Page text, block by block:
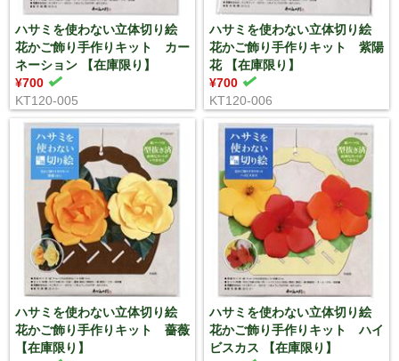
ハサミを使わない立体切り絵
花かご飾り手作りキット カー
ネーション 【在庫限り】
¥700
KT120-005
ハサミを使わない立体切り絵
花かご飾り手作りキット 紫陽
花 【在庫限り】
¥700
KT120-006
ハサミを使わない立体切り絵
花かご飾り手作りキット 薔薇
【在庫限り】
ハサミを使わない立体切り絵
花かご飾り手作りキット ハイ
ビスカス 【在庫限り】